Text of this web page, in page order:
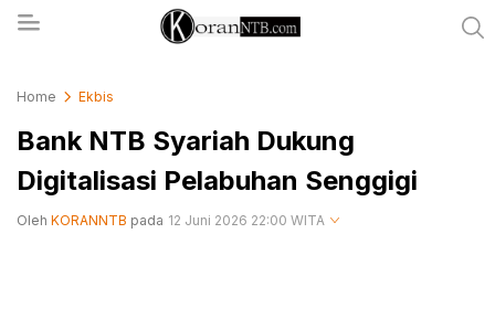
Home Ekbis
Bank NTB Syariah Dukung
Digitalisasi Pelabuhan Senggigi
Oleh KORANNTB pada 12 Juni 2026 22:00 WITA